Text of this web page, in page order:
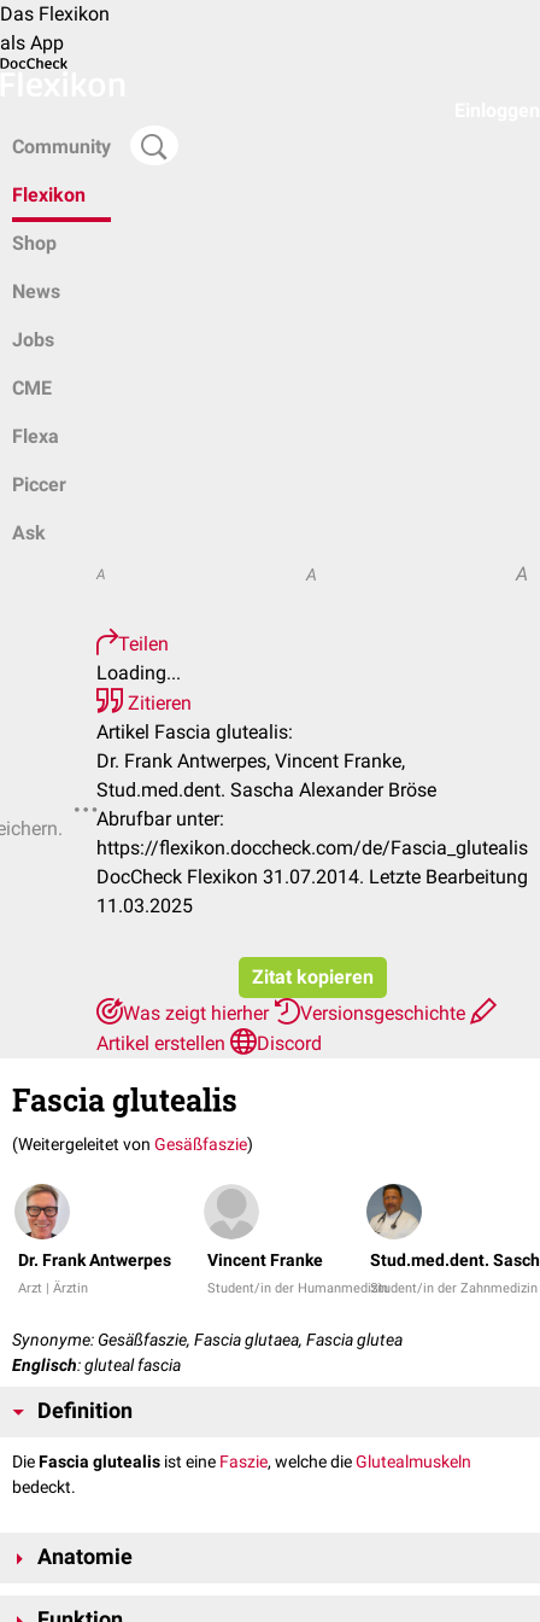
Das Flexikon
als App
Community
Flexikon
Shop
News
Jobs
CME
Flexa
Piccer
Ask
A A A
Teilen
Loading...
Zitieren
Artikel Fascia glutealis:
Dr. Frank Antwerpes, Vincent Franke,
Stud.med.dent. Sascha Alexander Bröse
Abrufbar unter:
https://flexikon.doccheck.com/de/Fascia_glutealis
DocCheck Flexikon 31.07.2014. Letzte Bearbeitung
11.03.2025
Zitat kopieren
Was zeigt hierher
Versionsgeschichte
Artikel erstellen
Discord
Fascia glutealis
(Weitergeleitet von Gesäßfaszie)
Dr. Frank Antwerpes
Arzt | Ärztin
Vincent Franke
Student/in der Humanmedizin
Stud.med.dent.
Student/in der Zahnmedizin
Synonyme: Gesäßfaszie, Fascia glutaea, Fascia glutea
Englisch: gluteal fascia
Definition
DieFascia glutealis ist eine Faszie, welche dieGlutealmuskeln
bedeckt.
Anatomie